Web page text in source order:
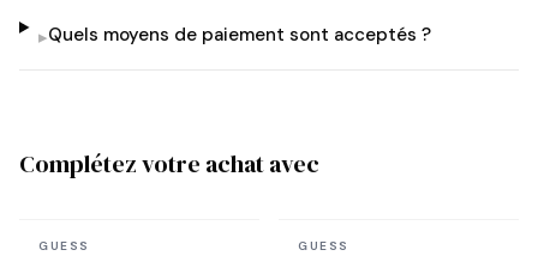
▸Quels moyens de paiement sont acceptés ?
Complétez votre achat avec
En stock
GUESS En stock
GUESS